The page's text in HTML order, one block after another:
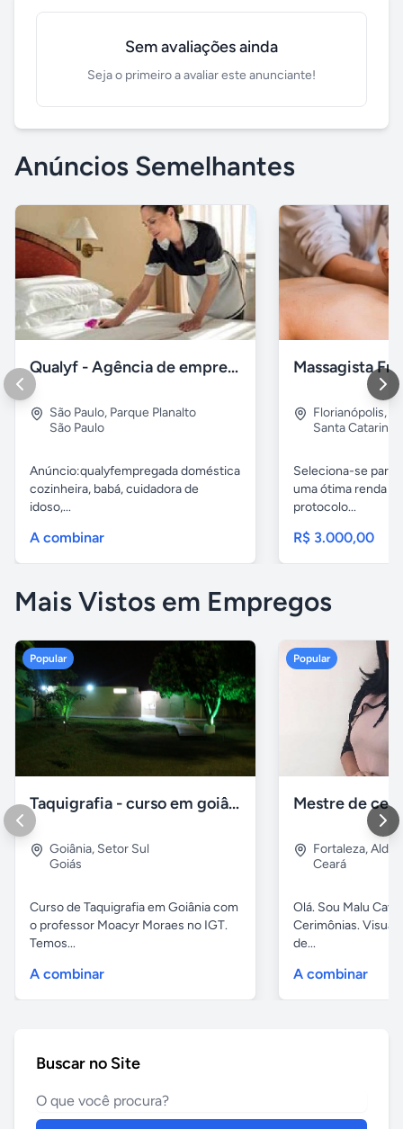
Sem avaliações ainda
Seja o primeiro a avaliar este anunciante!
Anúncios Semelhantes
Qualyf - Agência de empregada doméstica
São Paulo, Parque Planalto
São Paulo
Anúncio:qualyfempregada doméstica
cozinheira, babá, cuidadora de
idoso,...
A combinar
Florianópolis,
Santa Catarina
Seleciona-se para
uma ótima renda
protocolo...
R$ 3.000,00
Mais Vistos em Empregos
Popular
Taquigrafia - curso em goiânia - goiás
Goiânia, Setor Sul
Goiás
Curso de Taquigrafia em Goiânia com
o professor Moacyr Moraes no IGT.
Temos...
A combinar
Popular
Fortaleza,
Ceará
Olá. Sou Malu
Cerimônias.
de...
A combinar
Buscar no Site